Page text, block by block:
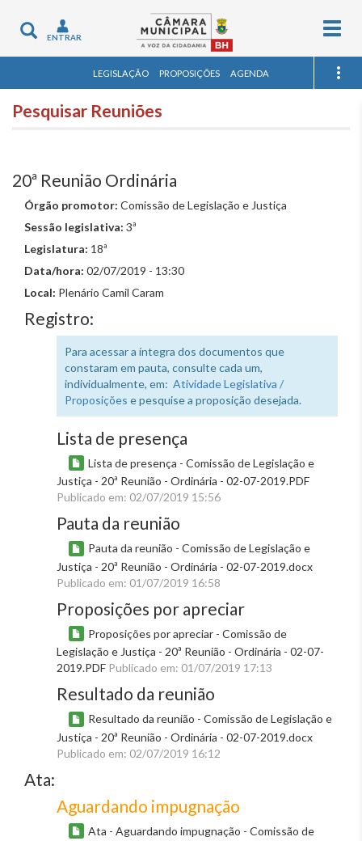
Toggle
navigation
ENTRAR
LEGISLAÇÃO PROPOSIÇÕES AGENDA
Pesquisar Reuniões
20ª Reunião Ordinária
Órgão promotor: Comissão de Legislação e Justiça
Sessão legislativa: 3ª
Legislatura: 18ª
Data/hora: 02/07/2019 - 13:30
Local: Plenário Camil Caram
Registro:
Para acessar a íntegra dos documentos que
constaram em pauta, consulte cada um,
individualmente, em: Atividade Legislativa /
Proposições e pesquise a proposição desejada.
Lista de presença
Lista de presença - Comissão de Legislação e
Justiça - 20ª Reunião - Ordinária - 02-07-2019.PDF
Publicado em: 02/07/2019 15:56
Pauta da reunião
Pauta da reunião - Comissão de Legislação e
Justiça - 20ª Reunião - Ordinária - 02-07-2019.docx
Publicado em: 01/07/2019 16:58
Proposições por apreciar
Proposições por apreciar - Comissão de
Legislação e Justiça - 20ª Reunião - Ordinária - 02-07-
2019.PDF Publicado em: 01/07/2019 17:13
Resultado da reunião
Resultado da reunião - Comissão de Legislação e
Justiça - 20ª Reunião - Ordinária - 02-07-2019.docx
Publicado em: 02/07/2019 16:12
Ata:
Aguardando impugnação
Ata - Aguardando impugnação - Comissão de